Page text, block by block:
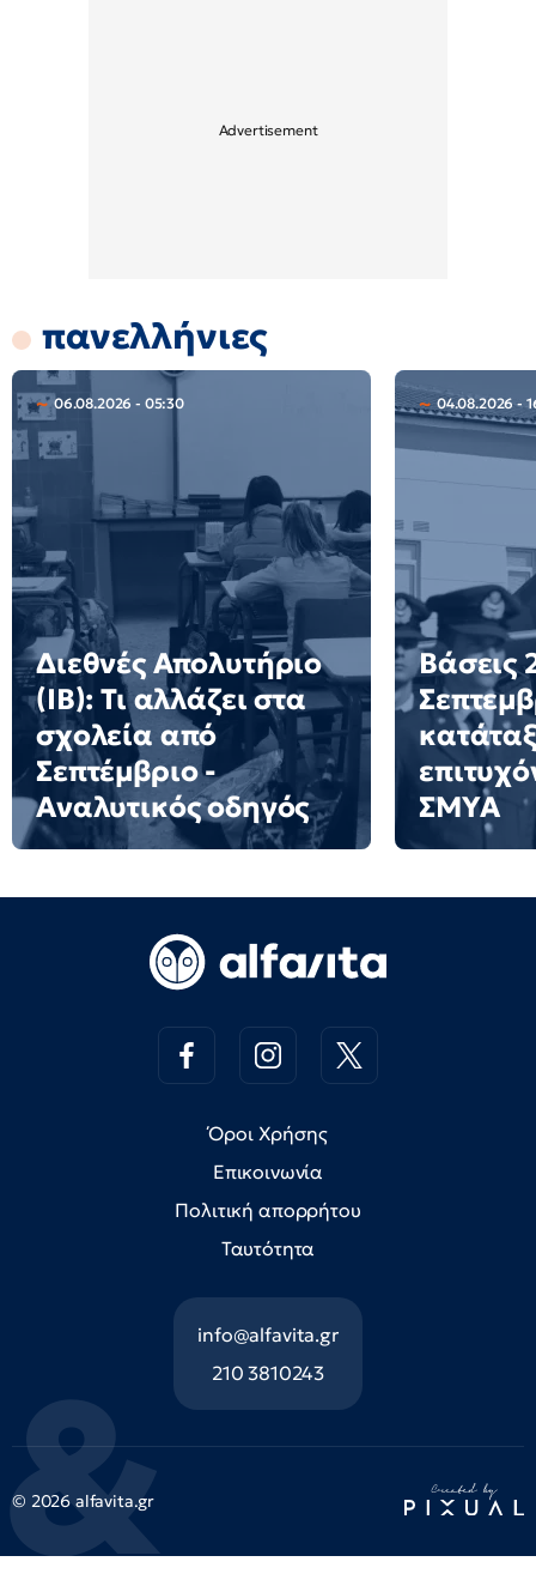
πανελλήνιες
06.08.2026 - 05:30
Διεθνές Απολυτήριο
(IB): Τι αλλάζει στα
σχολεία από
Σεπτέμβριο -
Αναλυτικός οδηγός
04.08.2026 -
Βάσεις
ΣΜΥΑ
Όροι Χρήσης
Επικοινωνία
Πολιτική απορρήτου
Ταυτότητα
info@alfavita.gr
210 3810243
© 2026 alfavita.gr